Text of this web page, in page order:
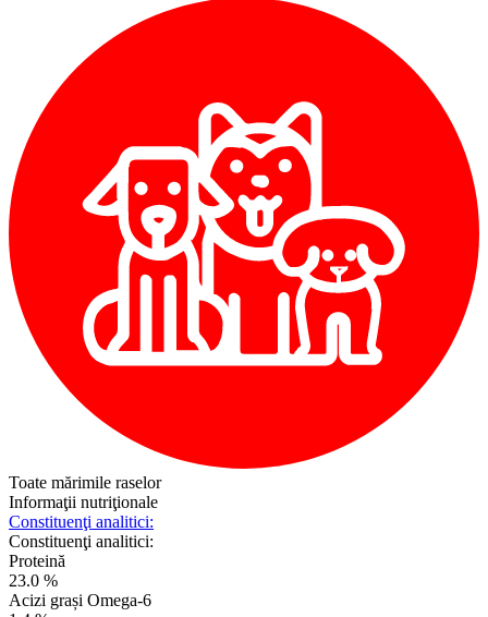
Toate mărimile raselor
Informaţii nutriţionale
Constituenţi analitici:
Constituenţi analitici:
Proteină
23.0 %
Acizi grași Omega-6